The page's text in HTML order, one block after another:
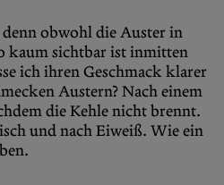
obwohl die Auster in
kaum sichtbar ist inmitten
ich ihren Geschmack klarer
Austern? Nach einem
die Kehle nicht brennt.
und nach Eiweiß. Wie ein